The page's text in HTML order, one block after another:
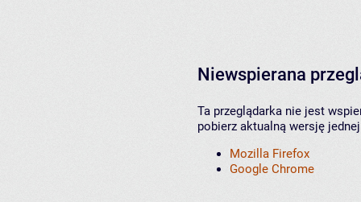
Niewspierana
Ta przeglądarka nie jest
pobierz aktualną wersję
Mozilla Firefox
Google Chrome